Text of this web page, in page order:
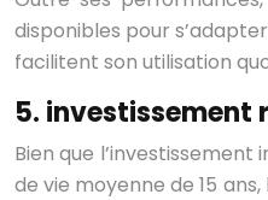
disponibles pour
facilitent son utilisation
5. investissement
Bien que
de vie moyenne de 15